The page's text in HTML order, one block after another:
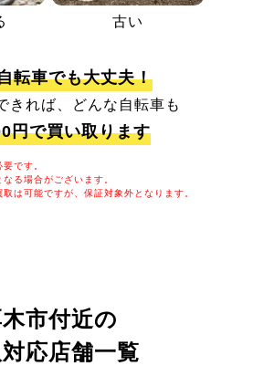
古い
転車でも大丈夫！
きれば、どんな自転車も
円で買い取ります
です。
る場合がございます。
は可能ですが、保証対象外となります。
市付近の
応店舗一覧